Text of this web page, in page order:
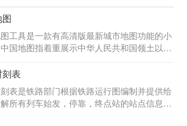
工具是一款有高清版最新城市地图功能的小
国地图指着重展示中华人民共和国领土以及
，中国地图分为政区地图、地形图、自然地
、人文地理地图、卫星影像地图等类型。国家
信息局对中国地图的图面范围、国界线、重
绘制等有着严格的规定。 中国地图一般是指
刻表
表是铁路部门根据铁路运行图编制并提供给
所有列车始发，停靠，终点站的站点信息及